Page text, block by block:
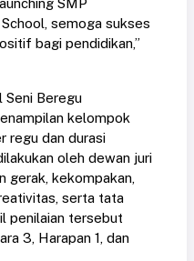
SMP
semoga sukses
bagi pendidikan,”
Seni Beregu
kelompok
regu dan durasi
oleh dewan juri
gerak, kekompakan,
serta tata
penilaian tersebut
3, Harapan 1, dan